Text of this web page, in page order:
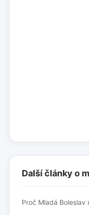
Další články o
Proč Mladá